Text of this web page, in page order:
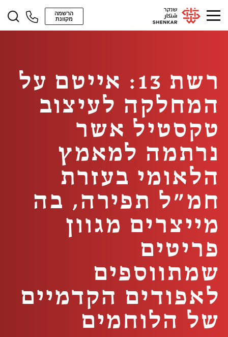
הרשמה
מקוונת
רשת 13: אייטם על
המחלקה לעיצוב
טקסטיל אשר
נרתמה למאמץ
הלאומי בעזרת
חמ״ל תפירה, בה
מייצרים מגוון
פריטים
שמתווספים
לאפודים הקדמיים
של הלוחמים